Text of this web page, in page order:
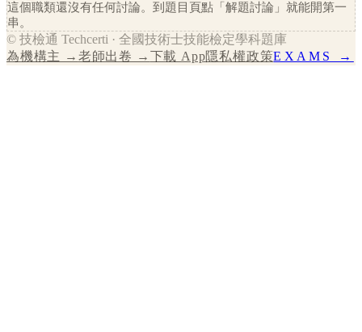
這個職類還沒有任何討論。到題目頁點「解題討論」就能開第一
串。
© 技檢通 Techcerti · 全國技術士技能檢定學科題庫
為機構主 → 老師出卷 → 下載 App隱私權政策EXAMS →